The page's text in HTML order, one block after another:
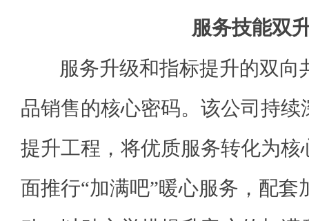
服务技能双
服务升级和指标提升的双向
品销售的核心密码。该公司持续
提升工程，将优质服务转化为核
面推行“加满吧”暖心服务，配套